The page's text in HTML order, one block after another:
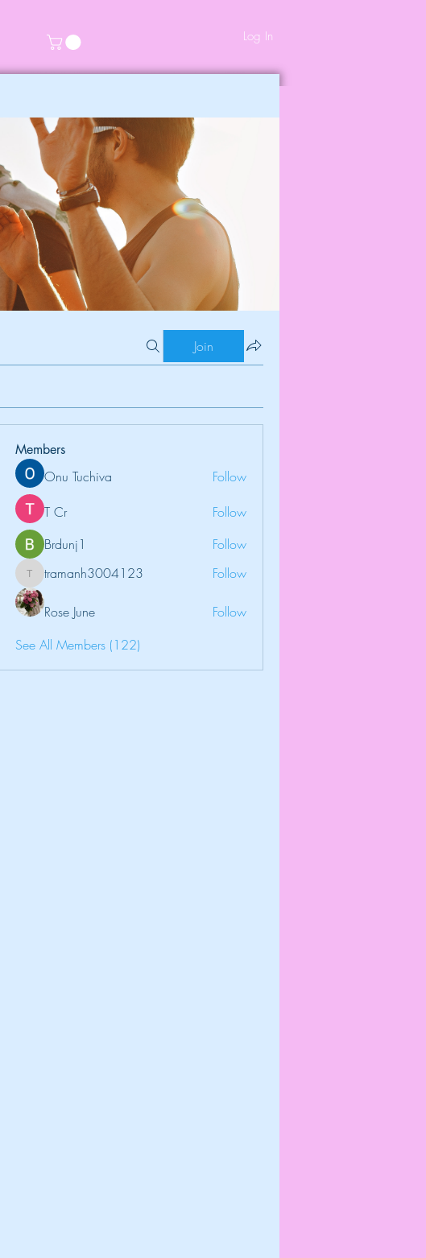
Log In
Join
Members
Onu Tuchiva
Follow
T Cr
Follow
Brdunj1
Follow
tramanh3004123
tramanh3004123 Follow
Rose June
Follow
See All Members (122)